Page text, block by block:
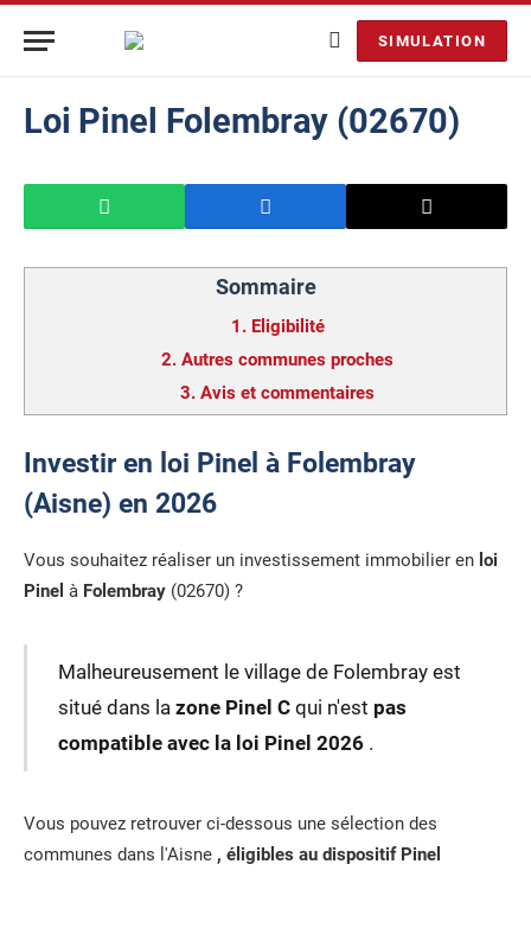
SIMULATION
Loi Pinel Folembray (02670)
Sommaire
1. Eligibilité
2. Autres communes proches
3. Avis et commentaires
Investir en loi Pinel à Folembray
(Aisne) en 2026
Vous souhaitez réaliser un investissement immobilier en loi
Pinel à Folembray (02670) ?
Malheureusement le village de Folembray est
situé dans la zone Pinel Cqui n'est pas
compatible avec la loi Pinel 2026 .
Vous pouvez retrouver ci-dessous une sélection des
communes dans l'Aisne , éligibles au dispositif Pinel